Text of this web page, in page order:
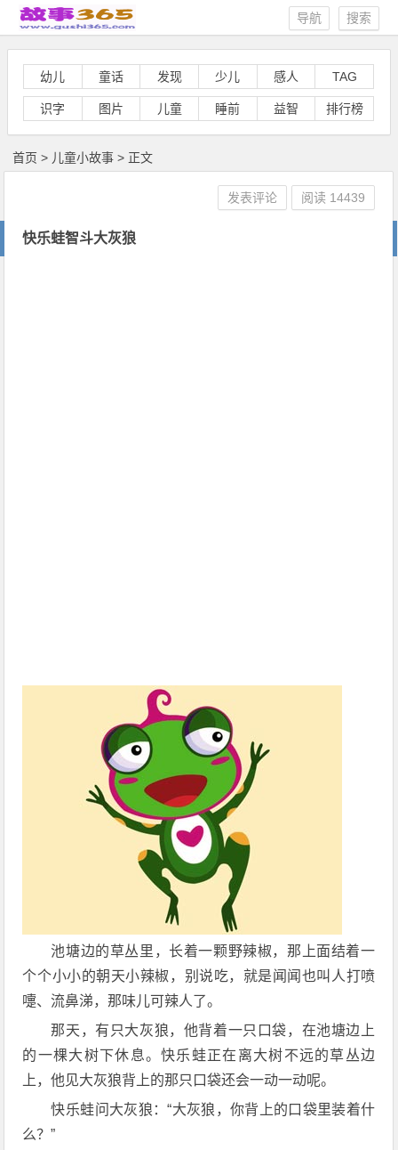
搜索
导航
幼儿 童话 发现 少儿 感人 TAG
识字 图片 儿童 睡前 益智 排行榜
首页 > 儿童小故事 > 正文
快乐蛙智斗大灰狼
池塘边的草丛里，长着一颗野辣椒，那上面结着一
个个小小的朝天小辣椒，别说吃，就是闻闻也叫人打喷
嚏、流鼻涕，那味儿可辣人了。
那天，有只大灰狼，他背着一只口袋，在池塘边上
的一棵大树下休息。快乐蛙正在离大树不远的草丛边
上，他见大灰狼背上的那只口袋还会一动一动呢。
快乐蛙问大灰狼：“大灰狼，你背上的口袋里装着什
么？”
发表评论 阅读 14439